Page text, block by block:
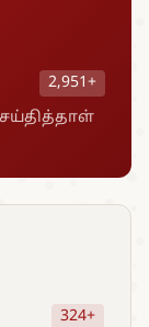
2,951+
324+